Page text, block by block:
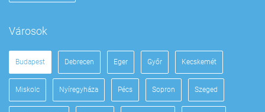
Városok
Budapest Debrecen Eger Győr Kecskemét
Miskolc Nyíregyháza Pécs Sopron Szeged